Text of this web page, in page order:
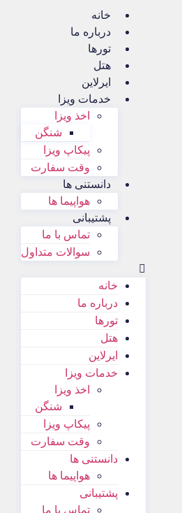
خانه
درباره ما
تورها
هتل
ایرلاین
خدمات ویزا
اخذ ویزا
شنگن
پیکاپ ویزا
وقت سفارت
دانستنی ها
هواپیما ها
پشتیبانی
تماس با ما
سوالات متداول
خانه
درباره ما
تورها
هتل
ایرلاین
خدمات ویزا
اخذ ویزا
شنگن
پیکاپ ویزا
وقت سفارت
دانستنی ها
هواپیما ها
پشتیبانی
تماس با ما